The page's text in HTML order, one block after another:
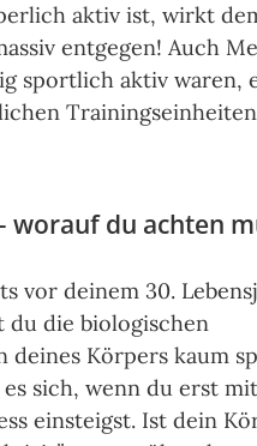
aktiv ist, wirkt
entgegen! Auch
sportlich aktiv waren,
worauf du achten
vor deinem 30.
die biologischen
deines Körpers kaum
sich, wenn du erst
einsteigst. Ist dein